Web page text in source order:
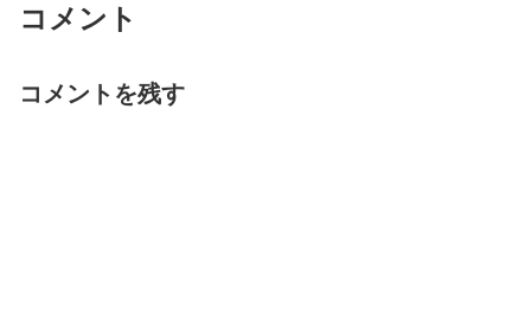
コメント
コメントを残す